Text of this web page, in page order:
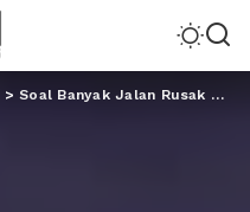
>Soal Banyak Jalan Rusak di Lampung, Ini Kata Ketua DPRD